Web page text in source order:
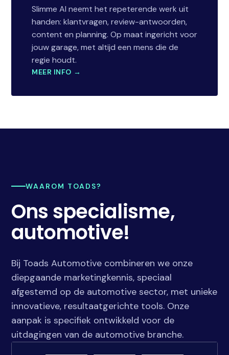
Slimme AI neemt het repeterende werk uit
handen: klantvragen, review-antwoorden,
content en planning. Op maat ingericht voor
jouw garage, met altijd een mens die de
regie houdt.
MEER INFO →
WAAROM TOADS?
Ons specialisme,
automotive!
Bij Toads Automotive combineren we onze
diepgaande marketingkennis, speciaal
afgestemd op de automotive sector, met unieke
innovatieve, resultaatgerichte tools. Onze
aanpak is specifiek ontwikkeld voor de
uitdagingen van de automotive branche.